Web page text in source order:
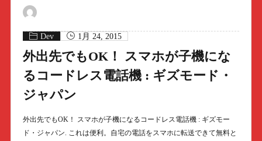
Dev 1月 24, 2015
外出先でもOK！ スマホが子機にな
るコードレス電話機 : ギズモード・
ジャパン
外出先でもOK！ スマホが子機になるコードレス電話機 : ギズモー
ド・ジャパン. これは便利。自宅の電話をスマホに転送できて無料と